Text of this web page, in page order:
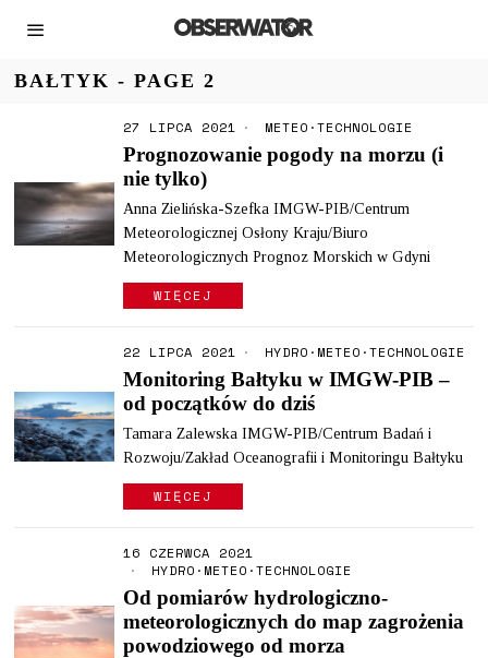
BAŁTYK - PAGE 2
27 LIPCA 2021 METEO ·TECHNOLOGIE
Prognozowanie pogody na morzu (i
nie tylko)
Anna Zielińska-Szefka IMGW-PIB/Centrum
Meteorologicznej Osłony Kraju/Biuro
Meteorologicznych Prognoz Morskich w Gdyni
WIĘCEJ
22 LIPCA 2021 HYDRO · METEO ·TECHNOLOGIE
Monitoring Bałtyku w IMGW-PIB –
od początków do dziś
Tamara Zalewska IMGW-PIB/Centrum Badań i
Rozwoju/Zakład Oceanografii i Monitoringu Bałtyku
WIĘCEJ
16 CZERWCA 2021
HYDRO · METEO ·TECHNOLOGIE
Od pomiarów hydrologiczno-
meteorologicznych do map zagrożenia
powodziowego od morza